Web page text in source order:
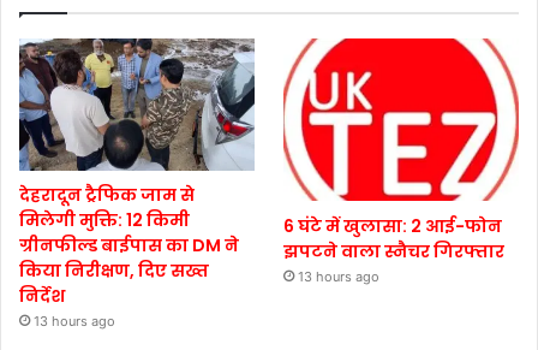
देहरादून ट्रैफिक जाम से
मिलेगी मुक्ति: 12 किमी
ग्रीनफील्ड बाईपास का DM ने
किया निरीक्षण, दिए सख्त
निर्देश
13 hours ago
6 घंटे में खुलासा: 2 आई-फोन
झपटने वाला स्नैचर गिरफ्तार
13 hours ago